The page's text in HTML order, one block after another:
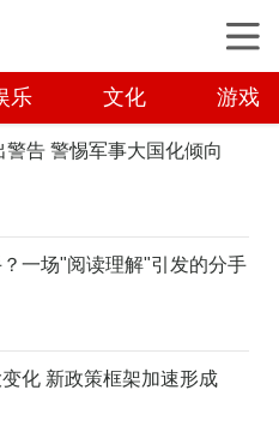
乐 文化 游戏
告 警惕军事大国化倾向
一场"阅读理解"引发的分手
化 新政策框架加速形成